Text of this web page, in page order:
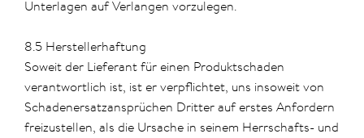
Unterlagen auf Verlangen vorzulegen.
8.5 Herstellerhaftung
Soweit der Lieferant für einen Produktschaden
verantwortlich ist, ist er verpflichtet, uns insoweit von
Schadenersatzansprüchen Dritter auf erstes Anfordern
freizustellen, als die Ursache in seinem Herrschafts- und